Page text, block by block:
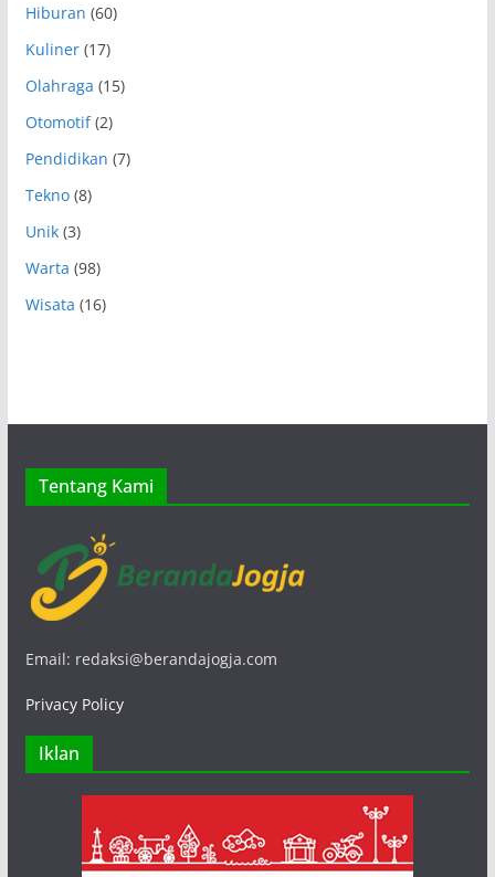
Hiburan (60)
Kuliner(17)
Olahraga (15)
Otomotif(2)
Pendidikan (7)
Tekno(8)
Unik(3)
Warta (98)
Wisata (16)
Tentang Kami
Email: redaksi@berandajogja.com
Privacy Policy
Iklan